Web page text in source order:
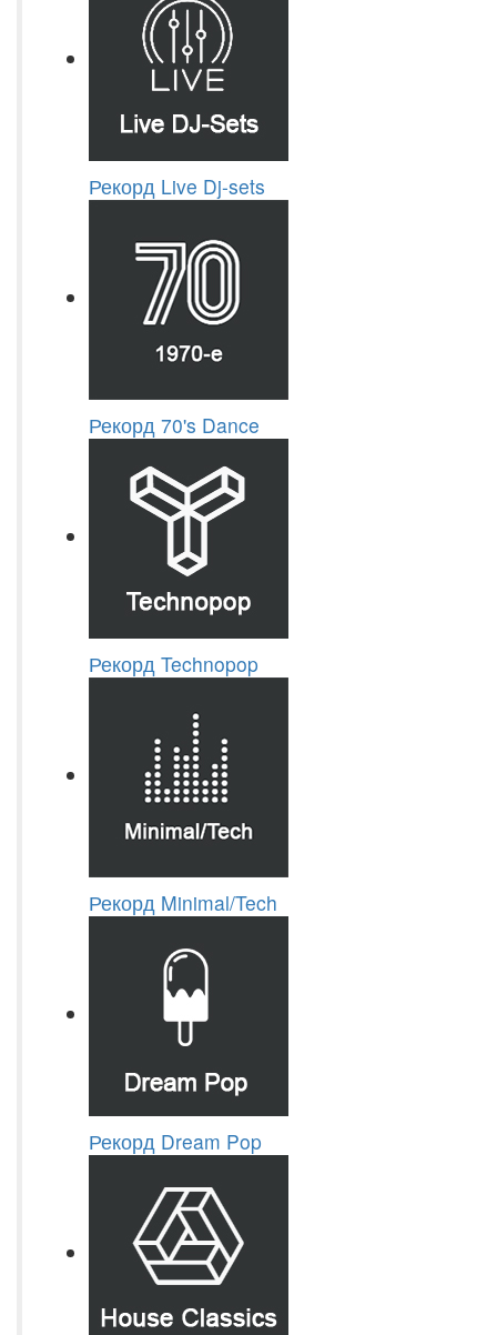
Рекорд Live Dj-sets
Рекорд 70's Dance
Рекорд Technopop
Рекорд Minimal/Tech
Рекорд Dream Pop